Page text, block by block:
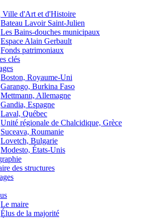
Ville d'Art et d'Histoire
Bateau Lavoir Saint-Julien
Les Bains-douches municipaux
Espace Alain Gerbault
Fonds patrimoniaux
clés
Boston, Royaume-Uni
Garango, Burkina Faso
Mettmann, Allemagne
Gandia, Espagne
Laval, Québec
Unité régionale de Chalcidique, Grèce
Suceava, Roumanie
Lovetch, Bulgarie
Modesto, États-Unis
des structures
Le maire
Élus de la majorité